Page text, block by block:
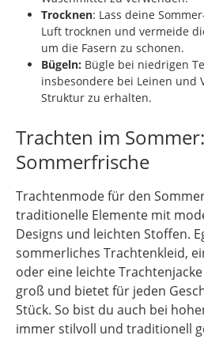
Trocknen: Lass deine
Luft trocknen und vermeide
um die Fasern zu schonen.
Bügeln: Bügle bei niedrigen
insbesondere bei Leinen und
Struktur zu erhalten.
Trachten im
Sommerfrische
Trachtenmode für den
traditionelle Elemente mit
Designs und leichten Stoffen.
sommerliches Trachtenkleid,
oder eine leichte
groß und bietet für jeden
Stück. So bist du auch bei
immer stilvoll und traditionell